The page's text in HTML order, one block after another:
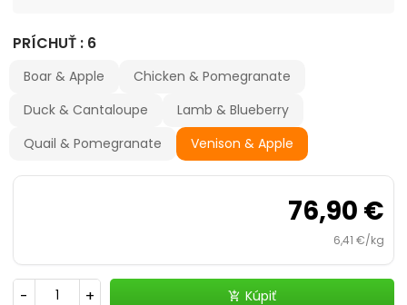
ACANA
ARDEN GRANGE
PRÍCHUŤ : 6
Boar & Apple
Chicken & Pomegranate
Duck & Cantaloupe
Lamb & Blueberry
Quail & Pomegranate
Venison & Apple
76,90 €
6,41 €/kg
- + add_shopping_cart Kúpiť